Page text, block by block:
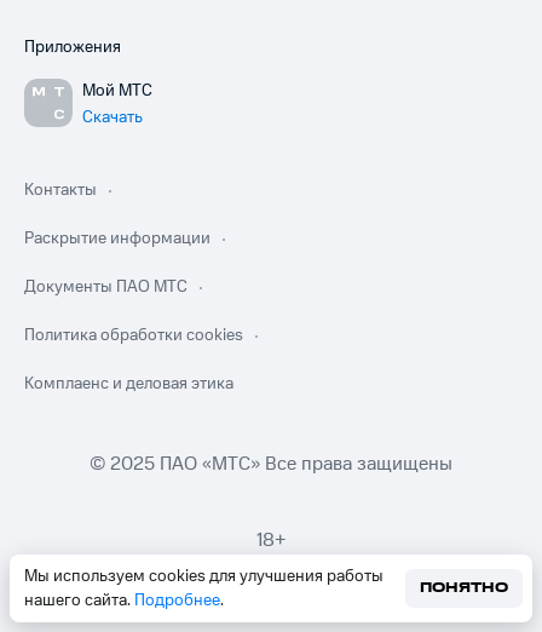
Мы используем cookies для улучшения работы
нашего сайта. Подробнее.
ПОНЯТНО
Приложения
Мой МТС
Скачать
Контакты
Раскрытие информации
Документы ПАО МТС
Политика обработки cookies
Комплаенс и деловая этика
© 2025 ПАО «МТС» Все права защищены
18+